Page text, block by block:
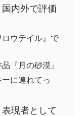
内外で評価
ウテイル』で
『月の砂漠』
に連れてっ
現者として